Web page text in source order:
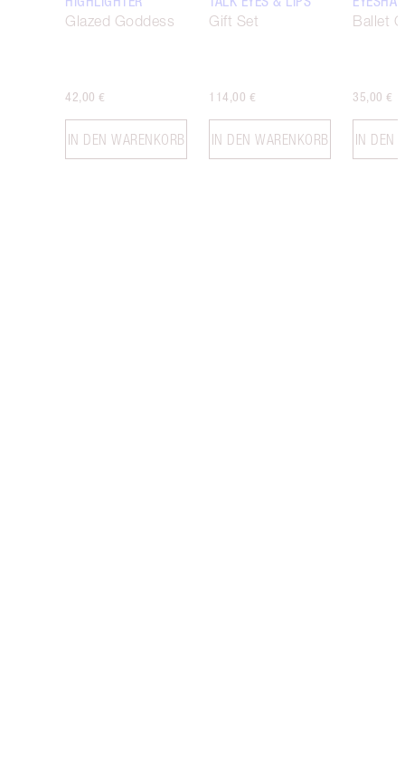
Glazed Goddess
42,00 €
IN DEN WARENKORB
Gift Set
114,00 €
IN DEN WARENKORB
Ballet
35,00 €
IN DEN